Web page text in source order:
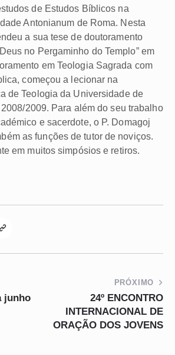
de Estudos Bíblicos na
Antonianum de Roma. Nesta
a sua tese de doutoramento
no Pergaminho do Templo” em
em Teologia Sagrada com
começou a lecionar na
de Teologia da Universidade de
2009. Para além do seu trabalho
e sacerdote, o P. Domagoj
as funções de tutor de noviços.
em muitos simpósios e retiros.
junho
PRÓXIMO
24º ENCONTRO
INTERNACIONAL DE
ORAÇÃO DOS JOVENS